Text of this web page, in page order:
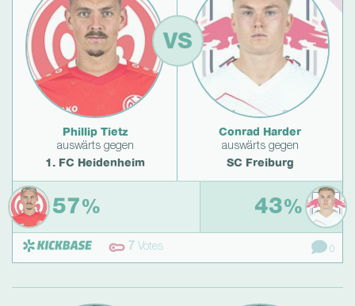
Phillip Tietz
auswärts gegen
1. FC Heidenheim
VS
Conrad Harder
auswärts gegen
SC Freiburg
57% 43%
7 Votes 0